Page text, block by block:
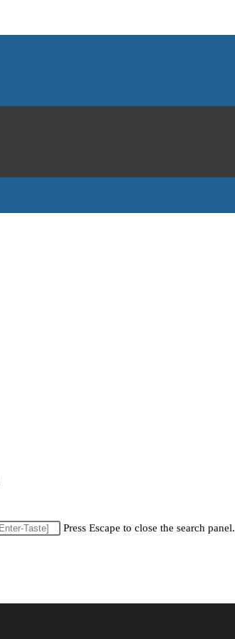
Press Escape to close the search panel.